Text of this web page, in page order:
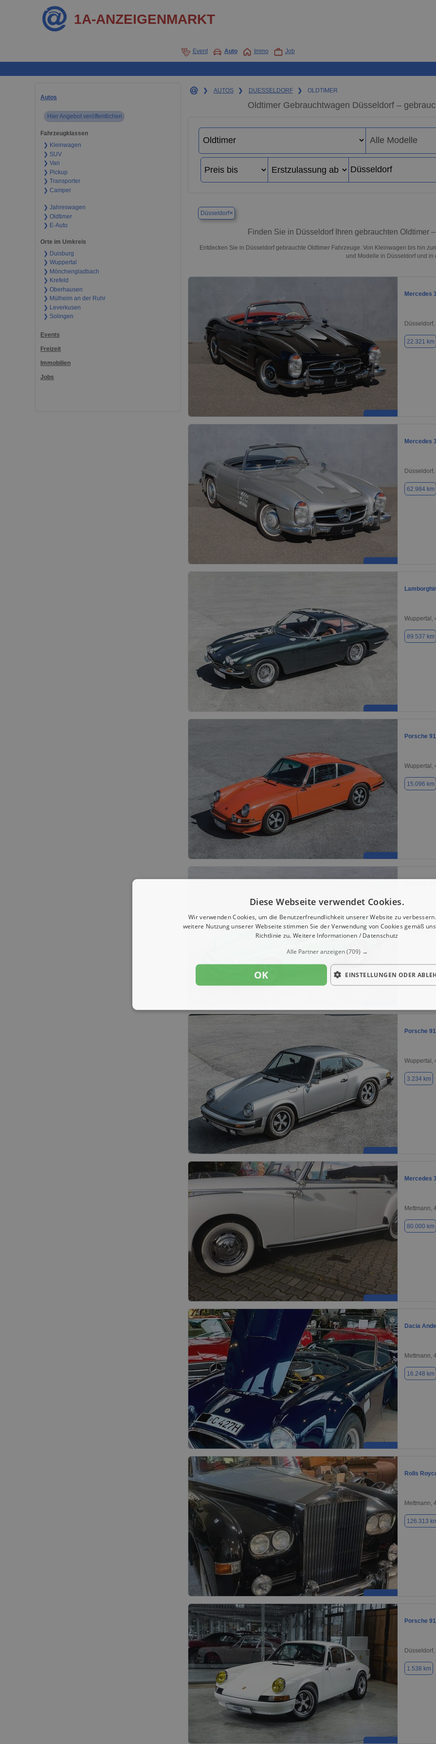
1A-ANZEIGENMARKT
Event Auto Immo Job
Autos
Hier Angebot veröffentlichen
Fahrzeugklassen
❯ Kleinwagen
❯ SUV
❯ Van
❯ Pickup
❯ Transporter
❯ Camper
❯ Jahreswagen
❯ Oldtimer
❯ E-Auto
Orte im Umkreis
❯ Duisburg
❯ Wuppertal
❯ Mönchengladbach
❯ Krefeld
❯ Oberhausen
❯ Mülheim an der Ruhr
❯ Leverkusen
❯ Solingen
Events
Freizeit
Immobilien
Jobs
❯ AUTOS ❯ DUESSELDORF ❯ OLDTIMER
Oldtimer Gebrauchtwagen Düsseldorf –
Düsseldorf×
Finden Sie in Düsseldorf Ihren gebrauchten Oldtimer
Entdecken Sie in Düsseldorf gebrauchte Oldtimer Fahrzeuge. Von Kleinwagen bis hin
und Modelle in Düsseldorf und in
Mercedes
22.321 km
Mercedes
62.984 km
Wuppertal,
89.537 km
Porsche
Wuppertal,
15.096 km
Wuppertal,
4.500 km
Porsche
Wuppertal,
3.234 km
Mercedes
Mettmann,
80.000 km
Dacia
Mettmann,
16.248 km
Rolls
Mettmann,
126.313
Porsche
1.538 km
Diese Webseite verwendet Cookies.
Wir verwenden Cookies, um die Benutzerfreundlichkeit unserer Website zu
weitere Nutzung unserer Webseite stimmen Sie der Verwendung von Cookies gemäß
Richtlinie zu. Weitere Informationen / Datenschutz
Alle Partner anzeigen(709) →
OK EINSTELLUNGEN ODER